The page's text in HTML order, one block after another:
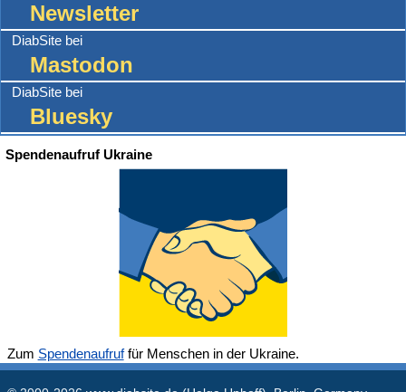
Newsletter
DiabSite bei
Mastodon
DiabSite bei
Bluesky
Spendenaufruf Ukraine
Zum Spendenaufruffür Menschen in der Ukraine.